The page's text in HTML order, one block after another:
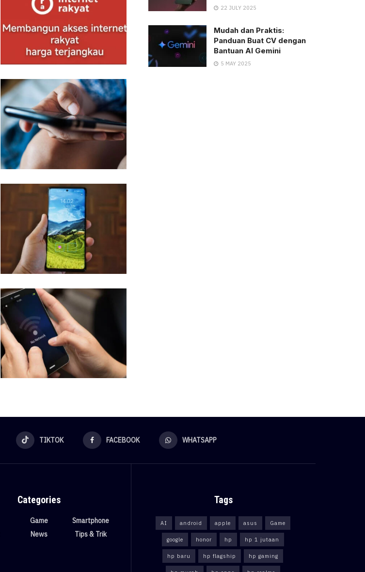
22 JULY 2025
Mudah dan Praktis:
Panduan Buat CV dengan
Bantuan AI Gemini
5 MAY 2025
TIKTOK FACEBOOK WHATSAPP
Categories
Game
News
Smartphone
Tips & Trik
Tags
AI android apple asus Game
google honor hp hp 1 jutaan
hp baru hp flagship hp gaming